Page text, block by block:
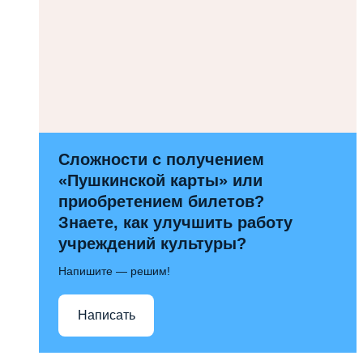
Сложности с получением
«Пушкинской карты» или
приобретением билетов?
Знаете, как улучшить работу
учреждений культуры?
Напишите — решим!
Написать